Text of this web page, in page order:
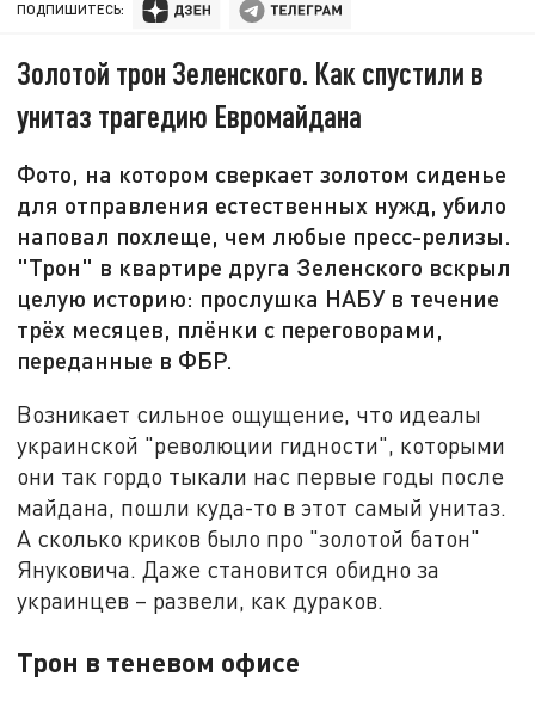
ПОДПИШИТЕСЬ:
Золотой трон Зеленского. Как спустили в
унитаз трагедию Евромайдана
Фото, на котором сверкает золотом сиденье
для отправления естественных нужд, убило
наповал похлеще, чем любые пресс-релизы.
"Трон" в квартире друга Зеленского вскрыл
целую историю: прослушка НАБУ в течение
трёх месяцев, плёнки с переговорами,
переданные в ФБР.
Возникает сильное ощущение, что идеалы
украинской "революции гидности", которыми
они так гордо тыкали нас первые годы после
майдана, пошли куда-то в этот самый унитаз.
А сколько криков было про "золотой батон"
Януковича. Даже становится обидно за
украинцев – развели, как дураков.
Трон в теневом офисе